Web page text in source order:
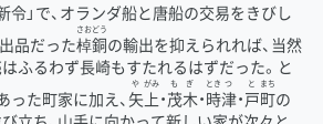
令」で、オランダ船と唐船の交易をきびし
品だった棹銅
さおどう
の輸出を抑えられれば、当然
ふるわず長崎もすたれるはずだった。と
った町家に加え、 矢
や
上
がみ
・茂木
もぎ
・時
とき
津
つ
・戸
と
町
まち
の